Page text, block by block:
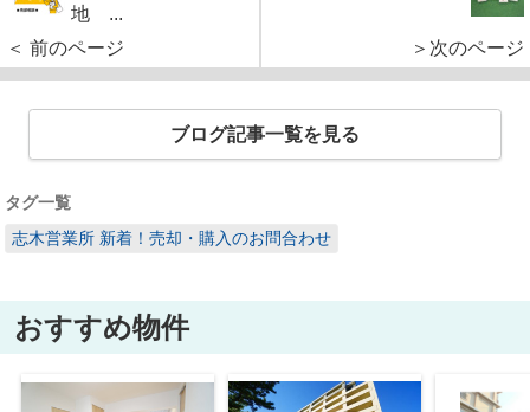
地 ...
＜ 前のページ
＞次のページ
ブログ記事一覧を見る
タグ一覧
志木営業所 新着！売却・購入のお問合わせ
おすすめ物件